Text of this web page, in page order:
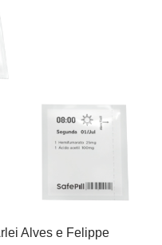
Alves e Felippe